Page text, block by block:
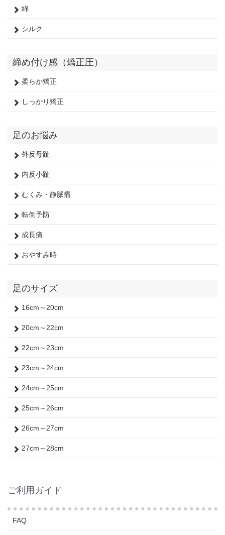
綿
シルク
締め付け感（矯正圧）
柔らか矯正
しっかり矯正
足のお悩み
外反母趾
内反小趾
むくみ・静脈瘤
転倒予防
成長痛
おやすみ時
足のサイズ
16cm～20cm
20cm～22cm
22cm～23cm
23cm～24cm
24cm～25cm
25cm～26cm
26cm～27cm
27cm～28cm
ご利用ガイド
FAQ